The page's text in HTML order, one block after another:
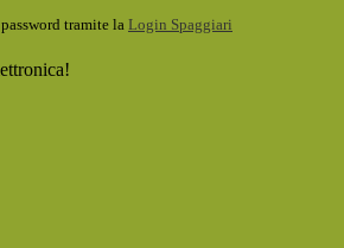
tramite la Login Spaggiari